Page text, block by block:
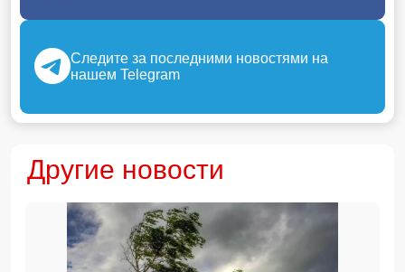
Следите за последними новостями на
нашем Telegram
Другие новости